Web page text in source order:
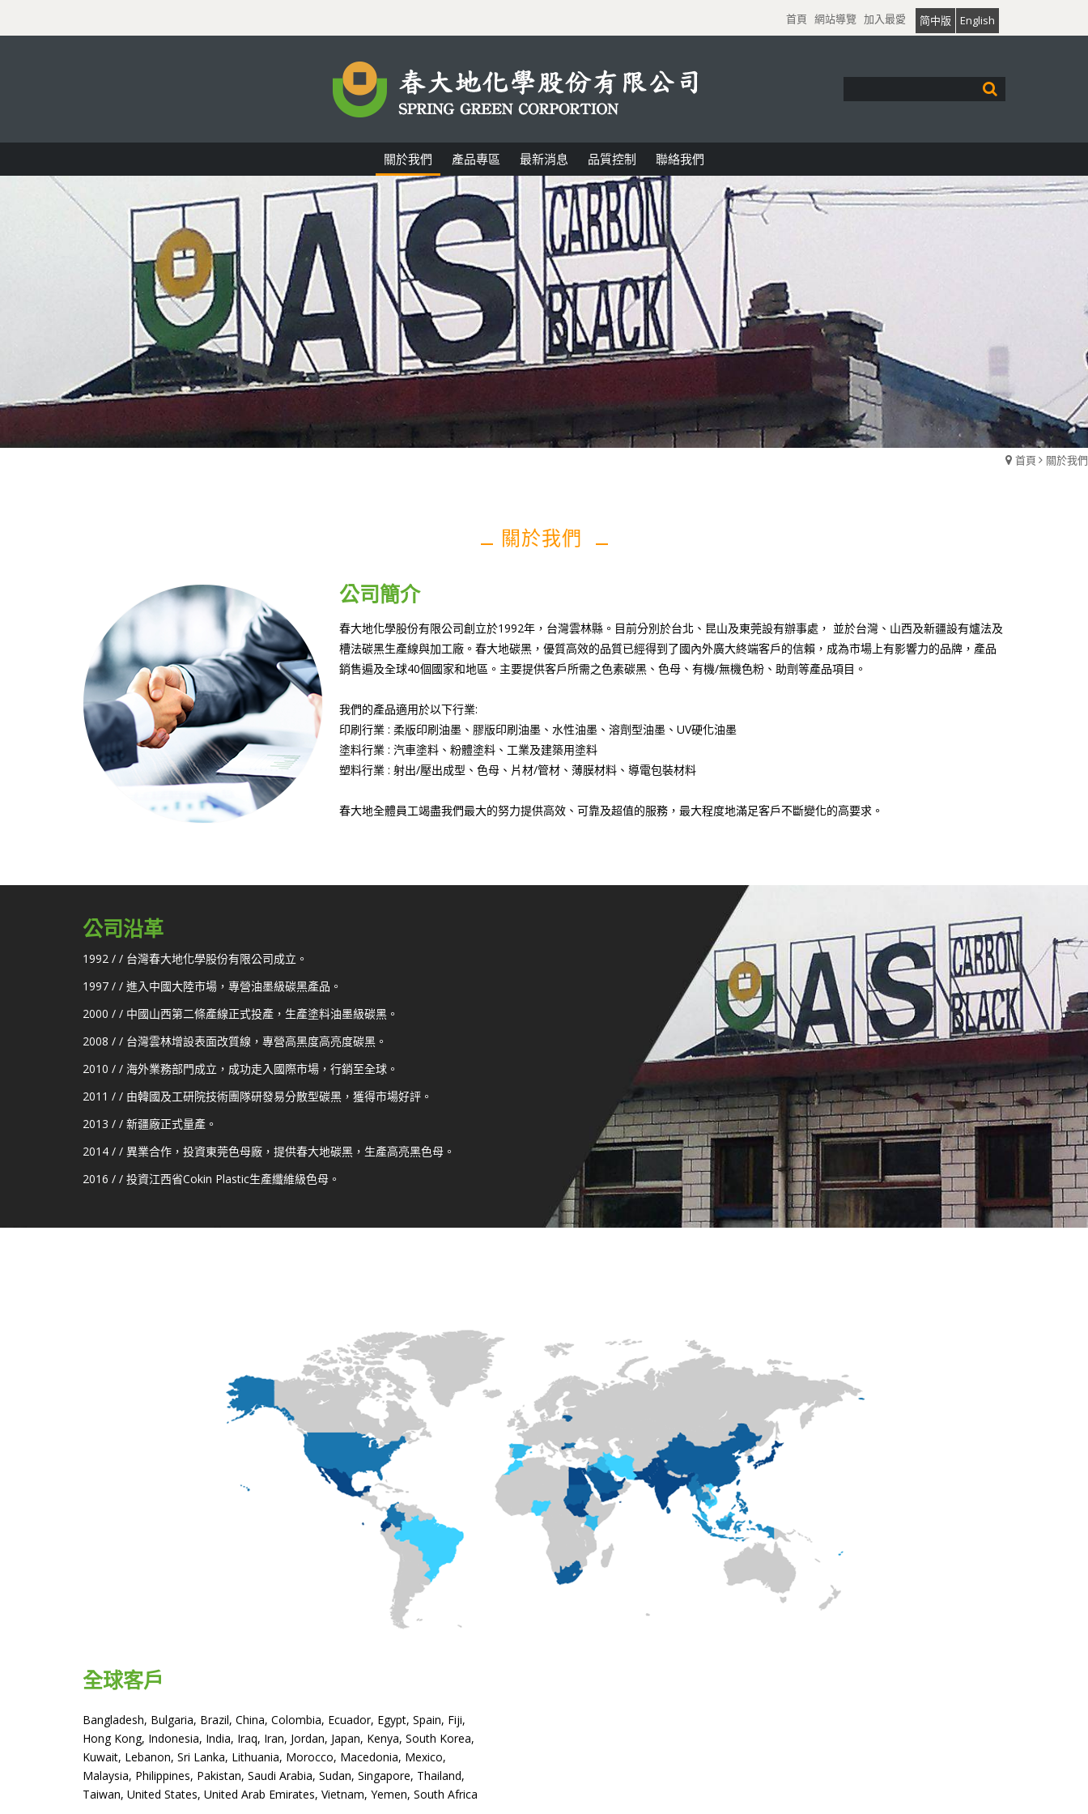
首頁 網站導覽 加入最愛 简中版 English
關於我們 產品專區 最新消息 品質控制 聯絡我們
首頁 關於我們
關於我們
公司簡介
春大地化學股份有限公司創立於1992年，台灣雲林縣。目前分別於台北、昆山及東莞設有辦事處， 並於台灣、山西及新疆設有爐法及
槽法碳黑生產線與加工廠。春大地碳黑，優質高效的品質已經得到了國內外廣大終端客戶的信賴，成為市場上有影響力的品牌，產品
銷售遍及全球40個國家和地區。主要提供客戶所需之色素碳黑、色母、有機/無機色粉、助劑等產品項目。
我們的產品適用於以下行業:
印刷行業 : 柔版印刷油墨、膠版印刷油墨、水性油墨、溶劑型油墨、UV硬化油墨
塗料行業 : 汽車塗料、粉體塗料、工業及建築用塗料
塑料行業 : 射出/壓出成型、色母、片材/管材、薄膜材料、導電包裝材料
春大地全體員工竭盡我們最大的努力提供高效、可靠及超值的服務，最大程度地滿足客戶不斷變化的高要求。
公司沿革
1992 / / 台灣春大地化學股份有限公司成立。
1997 / / 進入中國大陸市場，專營油墨級碳黑產品。
2000 / / 中國山西第二條產線正式投產，生產塗料油墨級碳黑。
2008 / / 台灣雲林增設表面改質線，專營高黑度高亮度碳黑。
2010 / / 海外業務部門成立，成功走入國際市場，行銷至全球。
2011 / / 由韓國及工研院技術團隊研發易分散型碳黑，獲得市場好評。
2013 / / 新疆廠正式量產。
2014 / / 異業合作，投資東莞色母廠，提供春大地碳黑，生產高亮黑色母。
2016 / / 投資江西省Cokin Plastic生產纖維級色母。
全球客戶
Bangladesh, Bulgaria, Brazil, China, Colombia, Ecuador, Egypt, Spain, Fiji,
Hong Kong, Indonesia, India, Iraq, Iran, Jordan, Japan, Kenya, South Korea,
Kuwait, Lebanon, Sri Lanka, Lithuania, Morocco, Macedonia, Mexico,
Malaysia, Philippines, Pakistan, Saudi Arabia, Sudan, Singapore, Thailand,
Taiwan, United States, United Arab Emirates, Vietnam, Yemen, South Africa